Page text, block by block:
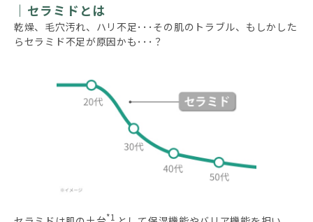
セラミドとは
乾燥、毛穴汚れ、ハリ不足･･･その肌のトラブル、もしかした
らセラミド不足が原因かも･･･？
*1